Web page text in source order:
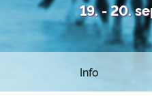
19. - 20.
Info